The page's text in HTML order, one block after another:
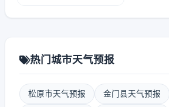
热门城市天气预报
松原市天气预报 金门县天气预报